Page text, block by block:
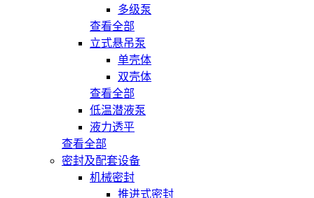
多级泵
查看全部
立式悬吊泵
单壳体
双壳体
查看全部
低温潜液泵
液力透平
查看全部
密封及配套设备
机械密封
推进式密封